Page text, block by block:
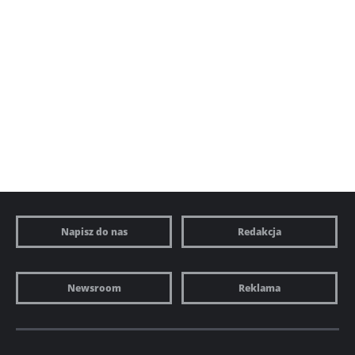
Napisz do nas Redakcja
Newsroom Reklama